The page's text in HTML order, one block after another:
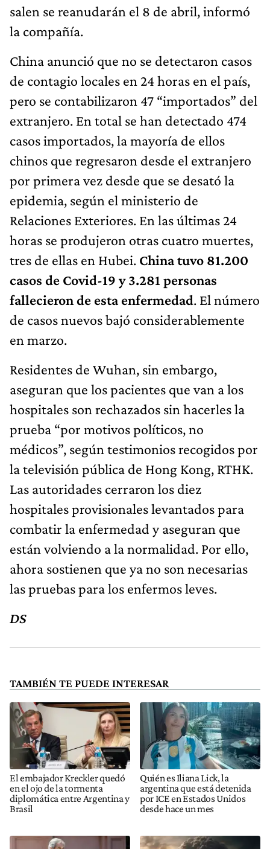
salen se reanudarán el 8 de abril, informó
la compañía.
China anunció que no se detectaron casos
de contagio locales en 24 horas en el país,
pero se contabilizaron 47 “importados” del
extranjero. En total se han detectado 474
casos importados, la mayoría de ellos
chinos que regresaron desde el extranjero
por primera vez desde que se desató la
epidemia, según el ministerio de
Relaciones Exteriores. En las últimas 24
horas se produjeron otras cuatro muertes,
tres de ellas en Hubei. China tuvo 81.200
casos de Covid-19 y 3.281 personas
fallecieron de esta enfermedad. El número
de casos nuevos bajó considerablemente
en marzo.
Residentes de Wuhan, sin embargo,
aseguran que los pacientes que van a los
hospitales son rechazados sin hacerles la
prueba “por motivos políticos, no
médicos”, según testimonios recogidos por
la televisión pública de Hong Kong, RTHK.
Las autoridades cerraron los diez
hospitales provisionales levantados para
combatir la enfermedad y aseguran que
están volviendo a la normalidad. Por ello,
ahora sostienen que ya no son necesarias
las pruebas para los enfermos leves.
DS
TAMBIÉN TE PUEDE INTERESAR
El embajador Kreckler quedó
en el ojo de la tormenta
diplomática entre Argentina y
Brasil
Quién es Iliana Lick, la
argentina que está detenida
por ICE en Estados Unidos
desde hace un mes